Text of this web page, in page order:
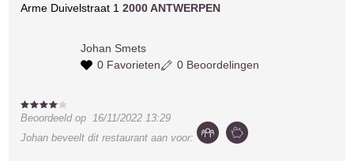
Arme Duivelstraat 12000 ANTWERPEN
Johan Smets
0 Favorieten
0 Beoordelingen
Beoordeeld op
16/11/2022 13:29
Johan beveelt dit restaurant aan voor: